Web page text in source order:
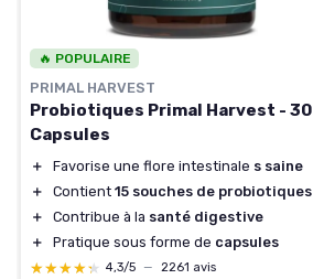
🔥 POPULAIRE
PRIMAL HARVEST
Probiotiques Primal Harvest - 30
Capsules
＋ Favorise une flore intestinale s saine
＋
Contient 15 souches de probiotiques
＋
Contribue à la santé digestive
＋
Pratique sous forme de capsules
★★★★★
★★★★★ 4,3/5 — 2261 avis